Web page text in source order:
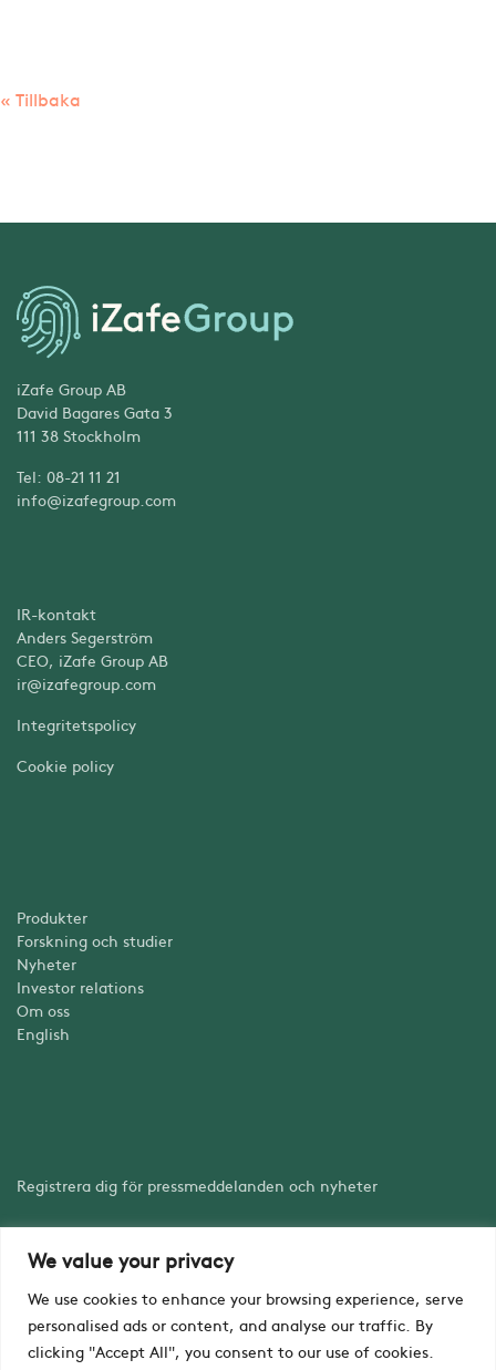
We value your privacy
We use cookies to enhance your browsing experience, serve
personalised ads or content, and analyse our traffic. By
clicking "Accept All", you consent to our use of cookies.
« Tillbaka
iZafe Group AB
David Bagares Gata 3
111 38 Stockholm
Tel: 08-21 11 21
info@izafegroup.com
IR-kontakt
Anders Segerström
CEO, iZafe Group AB
ir@izafegroup.com
Integritetspolicy
Cookie policy
Produkter
Forskning och studier
Nyheter
Investor relations
Om oss
English
Registrera dig för pressmeddelanden och nyheter
Registrera dig